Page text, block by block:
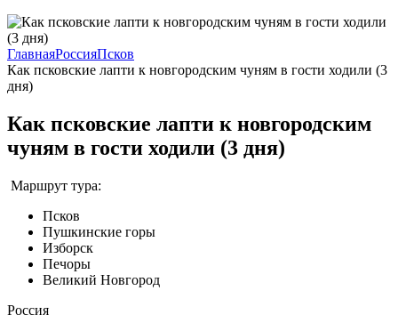
ГлавнаяРоссияПсков
Как псковские лапти к новгородским чуням в гости ходили (3
дня)
Как псковские лапти к новгородским
чуням в гости ходили (3 дня)
Маршрут тура:
Псков
Пушкинские горы
Изборск
Печоры
Великий Новгород
Россия